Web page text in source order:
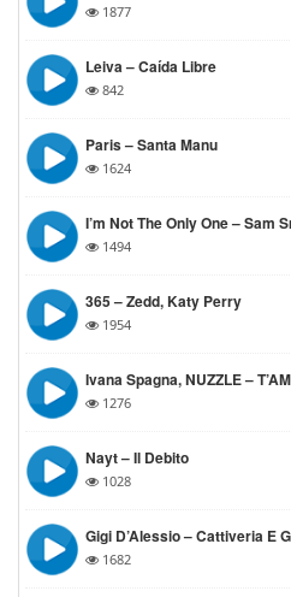
1877
Leiva – Caída Libre
842
Paris – Santa Manu
1624
I’m Not The Only One – Sam
1494
365 – Zedd, Katy Perry
1954
Ivana Spagna, NUZZLE –
1276
Nayt – Il Debito
1028
Gigi D’Alessio – Cattiveria E
1682